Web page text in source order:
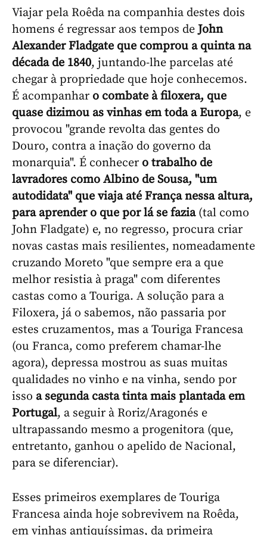
Viajar pela Roêda na companhia destes dois
homens é regressar aos tempos de John
Alexander Fladgate que comprou a quinta na
década de 1840, juntando-lhe parcelas até
chegar à propriedade que hoje conhecemos.
É acompanhar o combate à filoxera, que
quase dizimou as vinhas em toda a Europa, e
provocou "grande revolta das gentes do
Douro, contra a inação do governo da
monarquia". É conhecer o trabalho de
lavradores como Albino de Sousa, "um
autodidata" que viaja até França nessa altura,
para aprender o que por lá se fazia(tal como
John Fladgate) e, no regresso, procura criar
novas castas mais resilientes, nomeadamente
cruzando Moreto "que sempre era a que
melhor resistia à praga" com diferentes
castas como a Touriga. A solução para a
Filoxera, já o sabemos, não passaria por
estes cruzamentos, mas a Touriga Francesa
(ou Franca, como preferem chamar-lhe
agora), depressa mostrou as suas muitas
qualidades no vinho e na vinha, sendo por
isso a segunda casta tinta mais plantada em
Portugal, a seguir à Roriz/Aragonés e
ultrapassando mesmo a progenitora (que,
entretanto, ganhou o apelido de Nacional,
para se diferenciar).
Esses primeiros exemplares de Touriga
Francesa ainda hoje sobrevivem na Roêda,
em vinhas antiquíssimas, da primeira